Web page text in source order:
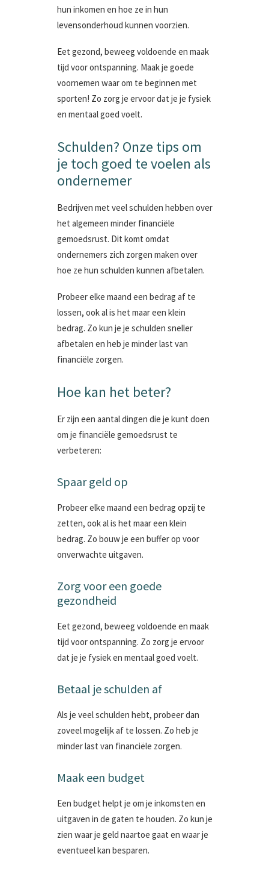
hun inkomen en hoe ze in hun
levensonderhoud kunnen voorzien.
Eet gezond, beweeg voldoende en maak
tijd voor ontspanning. Maak je goede
voornemen waar om te beginnen met
sporten! Zo zorg je ervoor dat je je fysiek
en mentaal goed voelt.
Schulden? Onze tips om
je toch goed te voelen als
ondernemer
Bedrijven met veel schulden hebben over
het algemeen minder financiële
gemoedsrust. Dit komt omdat
ondernemers zich zorgen maken over
hoe ze hun schulden kunnen afbetalen.
Probeer elke maand een bedrag af te
lossen, ook al is het maar een klein
bedrag. Zo kun je je schulden sneller
afbetalen en heb je minder last van
financiële zorgen.
Hoe kan het beter?
Er zijn een aantal dingen die je kunt doen
om je financiële gemoedsrust te
verbeteren:
Spaar geld op
Probeer elke maand een bedrag opzij te
zetten, ook al is het maar een klein
bedrag. Zo bouw je een buffer op voor
onverwachte uitgaven.
Zorg voor een goede
gezondheid
Eet gezond, beweeg voldoende en maak
tijd voor ontspanning. Zo zorg je ervoor
dat je je fysiek en mentaal goed voelt.
Betaal je schulden af
Als je veel schulden hebt, probeer dan
zoveel mogelijk af te lossen. Zo heb je
minder last van financiële zorgen.
Maak een budget
Een budget helpt je om je inkomsten en
uitgaven in de gaten te houden. Zo kun je
zien waar je geld naartoe gaat en waar je
eventueel kan besparen.